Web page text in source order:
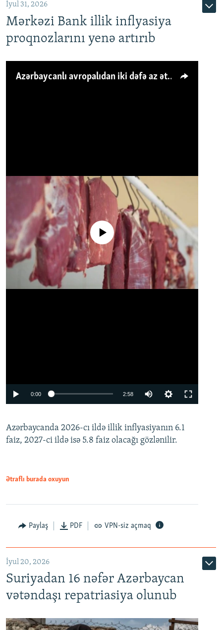
İyul 31, 2026
Mərkəzi Bank illik inflyasiya
proqnozlarını yenə artırıb
Azərbaycanlı avropalıdan iki dəfə az ət yeyir, amma... 'Qiymət artımı qaçılmazdır'
Auto
No media source currently available
0:00 2:58
360p
480p
Azərbaycanda 2026-cı ildə illik inflyasiyanın 6.1
faiz, 2027-ci ildə isə 5.8 faiz olacağı gözlənilir.
Ətraflı burada oxuyun
Paylaş PDF VPN-siz açmaq
İyul 20, 2026
Suriyadan 16 nəfər Azərbaycan
vətəndaşı repatriasiya olunub